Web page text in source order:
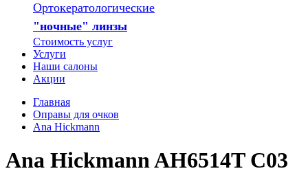
Ортокератологические
"ночные" линзы
Стоимость услуг
Услуги
Наши салоны
Акции
Главная
Оправы для очков
Ana Hickmann
Ana Hickmann AH6514T C03